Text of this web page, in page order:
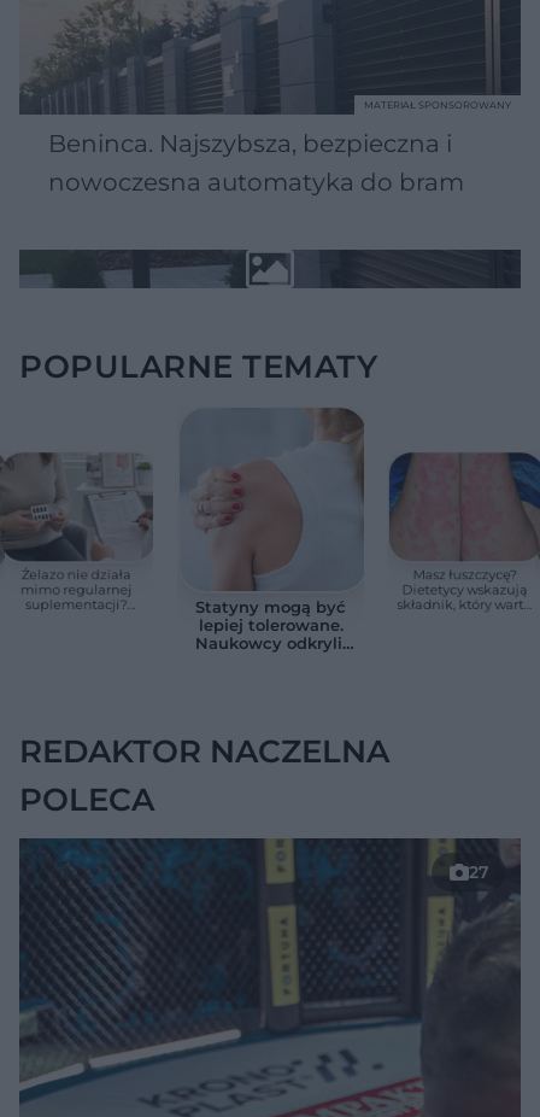
Beninca. Najszybsza, bezpieczna i
nowoczesna automatyka do bram
MATERIAŁ SPONSOROWANY
POPULARNE TEMATY
Żelazo nie działa
mimo regularnej
suplementacji?
Statyny mogą być
lepiej tolerowane.
Naukowcy odkryli,
Masz łuszczycę?
Dietetycy wskazują
składnik, który warto
REDAKTOR NACZELNA
POLECA
27